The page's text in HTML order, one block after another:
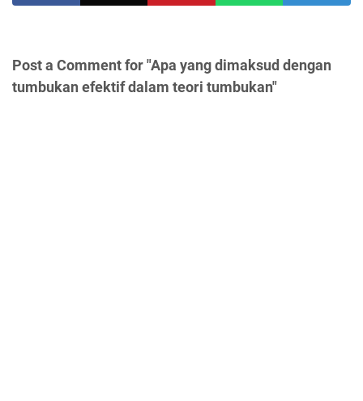
Post a Comment for "Apa yang dimaksud dengan
tumbukan efektif dalam teori tumbukan"